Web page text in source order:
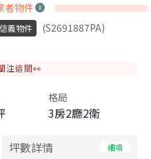
者物件
義物件
(S2691887PA)
注這間👀
格局
3房2廳2衛
坪數詳情 細項